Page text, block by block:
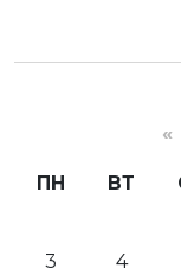
«
ПН ВТ
3
4